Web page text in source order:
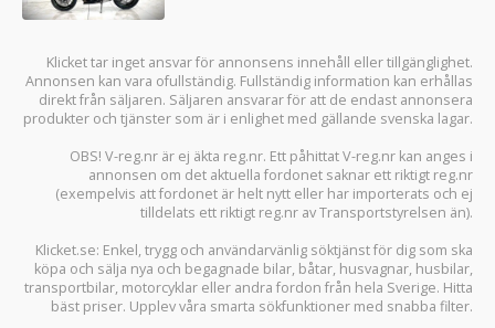
Klicket tar inget ansvar för annonsens innehåll eller tillgänglighet.
Annonsen kan vara ofullständig. Fullständig information kan erhållas
direkt från säljaren. Säljaren ansvarar för att de endast annonsera
produkter och tjänster som är i enlighet med gällande svenska lagar.
OBS! V-reg.nr är ej äkta reg.nr. Ett påhittat V-reg.nr kan anges i
annonsen om det aktuella fordonet saknar ett riktigt reg.nr
(exempelvis att fordonet är helt nytt eller har importerats och ej
tilldelats ett riktigt reg.nr av Transportstyrelsen än).
Klicket.se: Enkel, trygg och användarvänlig söktjänst för dig som ska
köpa och sälja nya och begagnade bilar, båtar, husvagnar, husbilar,
transportbilar, motorcyklar eller andra fordon från hela Sverige. Hitta
bäst priser. Upplev våra smarta sökfunktioner med snabba filter.